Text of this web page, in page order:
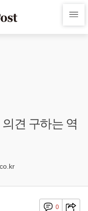
견 구하는 역
0